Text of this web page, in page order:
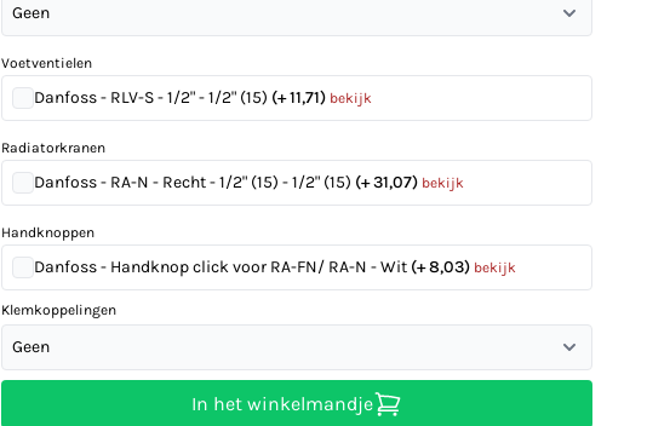
Geen
Voetventielen
Danfoss - RLV-S - 1/2" - 1/2" (15) (+ 11,71) bekijk
Radiatorkranen
Danfoss - RA-N - Recht - 1/2" (15) - 1/2" (15) (+ 31,07) bekijk
Handknoppen
Danfoss - Handknop click voor RA-FN/ RA-N - Wit (+ 8,03) bekijk
Klemkoppelingen
Geen
In het winkelmandje